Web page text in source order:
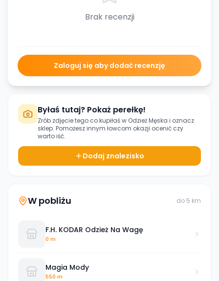
Brak recenzji
Zaloguj się aby dodać recenzję
Byłaś tutaj? Pokaż perełkę!
Zrób zdjęcie tego co kupiłaś w Odzież Męska i oznacz
sklep. Pomożesz innym łowcom okazji ocenić czy
warto iść.
Dodaj znalezisko
W pobliżu do 5 km
F.H. KODAR Odzież Na Wagę
0 m
Magia Mody
550 m